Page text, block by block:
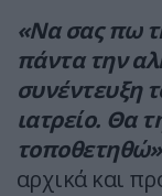
«Να σας πω
πάντα την
συνέντευξη
ιατρείο. Θα
τοποθετηθώ»
αρχικά και